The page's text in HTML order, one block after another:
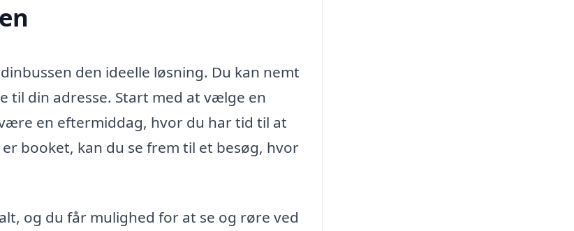
den ideelle løsning. Du kan nemt
til din adresse. Start med at vælge en
en eftermiddag, hvor du har tid til at
booket, kan du se frem til et besøg, hvor
og du får mulighed for at se og røre ved